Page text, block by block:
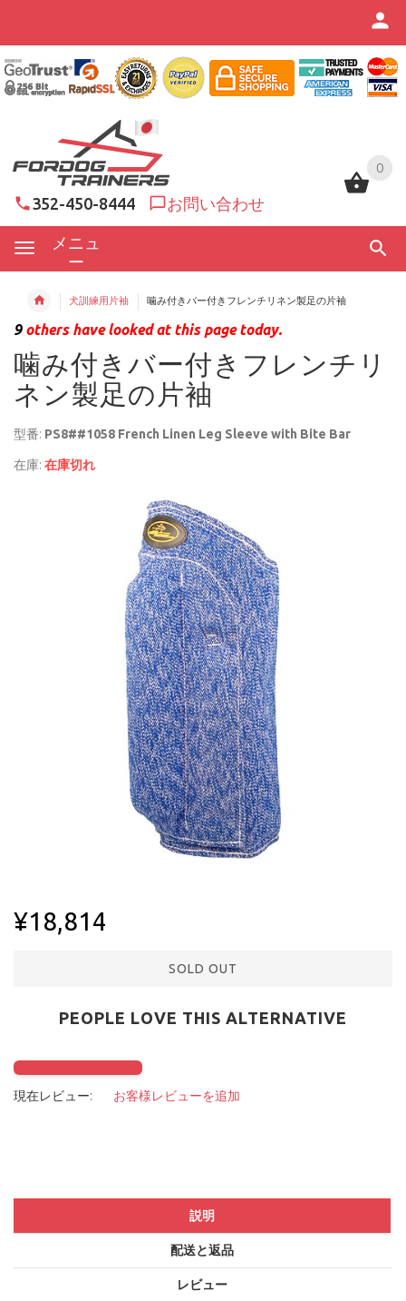
0
352-450-8444 お問い合わせ
メニュ
ー
0
犬訓練用片袖 噛み付きバー付きフレンチリネン製足の片袖
9others have looked at this page today.
噛み付きバー付きフレンチリ
ネン製足の片袖
型番: PS8##1058 French Linen Leg Sleeve with Bite Bar
在庫: 在庫切れ
¥18,814
SOLD OUT
PEOPLE LOVE THIS ALTERNATIVE
Click to check it out
現在レビュー:
お客様レビューを追加
説明
配送と返品
レビュー